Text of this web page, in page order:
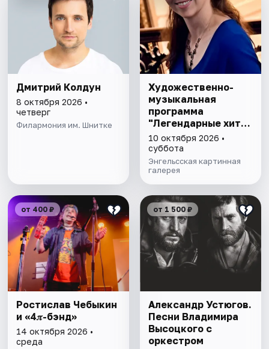
Дмитрий Колдун
8 октября 2026 •
четверг
Филармония им. Шнитке
Художественно-
музыкальная
программа
"Легендарные хиты
Фредди Меркьюри"
10 октября 2026 •
суббота
Энгельсская картинная
галерея
от 400 ₽
Ростислав Чебыкин
и «4𝜋-бэнд»
14 октября 2026 •
среда
от 1 500 ₽
Александр Устюгов.
Песни Владимира
Высоцкого с
оркестром